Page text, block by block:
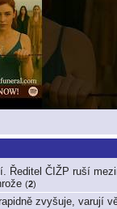
Ředitel ČIŽP ruší
(2)
zvyšuje, varují